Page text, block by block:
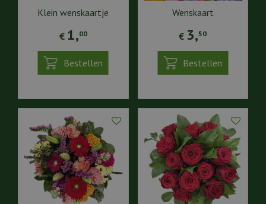
Klein wenskaartje
€ 1,00
Bestellen
Wenskaart
€ 3,50
Bestellen